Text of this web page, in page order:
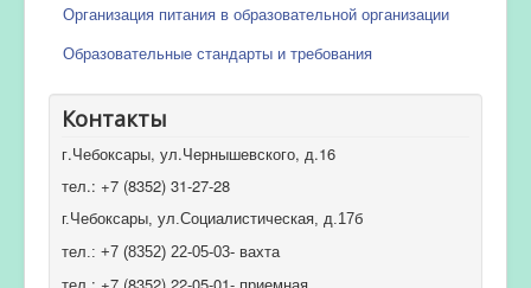
Организация питания в образовательной организации
Образовательные стандарты и требования
Контакты
г.Чебоксары, ул.Чернышевского, д.16
тел.: +7 (8352) 31-27-28
г.Чебоксары, ул.Социалистическая, д.17б
тел.: +7 (8352) 22-05-03- вахта